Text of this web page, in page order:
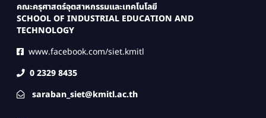
คณะครุศาสตร์อุตสาหกรรมและเทคโนโลยี
SCHOOL OF INDUSTRIAL EDUCATION AND
TECHNOLOGY
www.facebook.com/siet.kmitl
0 2329 8435
saraban_siet@kmitl.ac.th